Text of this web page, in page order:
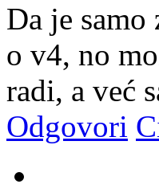
Da je
o v4, no
radi, a već
Odgovori